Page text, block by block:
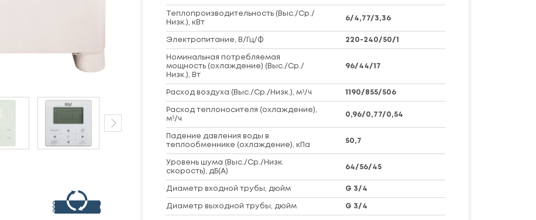
Теплопроизводительность (Выс./Ср./
Низк.), кВт
6/4,77/3,36
Электропитание, В/Гц/Ф 220-240/50/1
Номинальная потребляемая
мощность (охлаждение) (Выс./Ср./
Низк.), Вт
96/44/17
Расход воздуха (Выс./Ср./Низк.), м³/ч 1190/855/506
Расход теплоносителя (охлаждение),
м³/ч
0,96/0,77/0,54
Падение давления воды в
теплообменнике (охлаждение), кПа
50,7
Уровень шума (Выс./Ср./Низк.
скорость), дБ(А)
64/56/45
Диаметр входной трубы, дюйм G 3/4
Диаметр выходной трубы, дюйм G 3/4